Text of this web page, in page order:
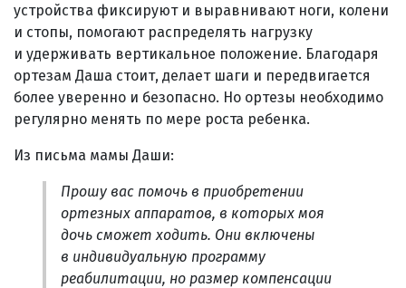
устройства фиксируют и выравнивают ноги, колени
и стопы, помогают распределять нагрузку
и удерживать вертикальное положение. Благодаря
ортезам Даша стоит, делает шаги и передвигается
более уверенно и безопасно. Но ортезы необходимо
регулярно менять по мере роста ребенка.
Из письма мамы Даши:
Прошу вас помочь в приобретении
ортезных аппаратов, в которых моя
дочь сможет ходить. Они включены
в индивидуальную программу
реабилитации, но размер компенсации